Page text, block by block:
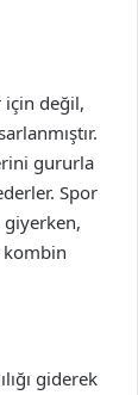
için değil,
gururla
Spor
giyerken,
kombin
giderek